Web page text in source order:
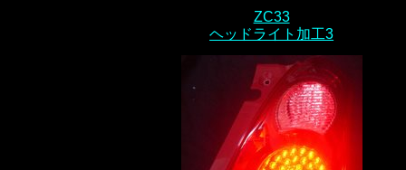
ZC33
ヘッドライト加工3